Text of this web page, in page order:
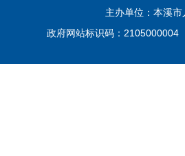
主办单位：本溪
政府网站标识码：